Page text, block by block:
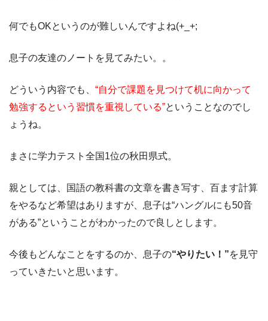
何でもOKというのが難しいんですよね(+_+;
息子の友達のノートを見てみたい。。
どういう内容でも、 “自分で課題を見つけて机に向かって
勉強するという習慣を重視している”ということなのでし
ょうね。
まさに学力テスト全国1位の秋田県式。
親としては、国語の教科書の文章を書き写す、百ます計算
をやるなど希望はありますが、息子は“ハングルにも50音
がある”ということがわかったので良しとします。
今後もどんなことをするのか、息子の“やりたい！”を見守
っていきたいと思います。